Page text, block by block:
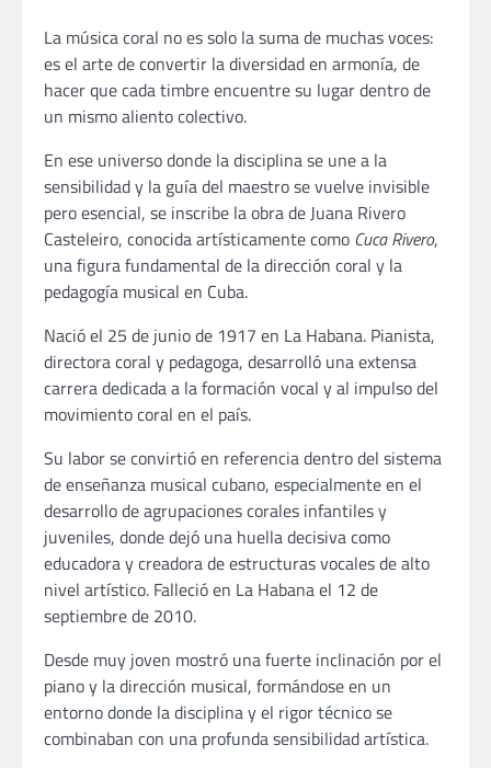
La música coral no es solo la suma de muchas voces:
es el arte de convertir la diversidad en armonía, de
hacer que cada timbre encuentre su lugar dentro de
un mismo aliento colectivo.
En ese universo donde la disciplina se une a la
sensibilidad y la guía del maestro se vuelve invisible
pero esencial, se inscribe la obra de Juana Rivero
Casteleiro, conocida artísticamente como Cuca Rivero,
una figura fundamental de la dirección coral y la
pedagogía musical en Cuba.
Nació el 25 de junio de 1917 en La Habana. Pianista,
directora coral y pedagoga, desarrolló una extensa
carrera dedicada a la formación vocal y al impulso del
movimiento coral en el país.
Su labor se convirtió en referencia dentro del sistema
de enseñanza musical cubano, especialmente en el
desarrollo de agrupaciones corales infantiles y
juveniles, donde dejó una huella decisiva como
educadora y creadora de estructuras vocales de alto
nivel artístico. Falleció en La Habana el 12 de
septiembre de 2010.
Desde muy joven mostró una fuerte inclinación por el
piano y la dirección musical, formándose en un
entorno donde la disciplina y el rigor técnico se
combinaban con una profunda sensibilidad artística.